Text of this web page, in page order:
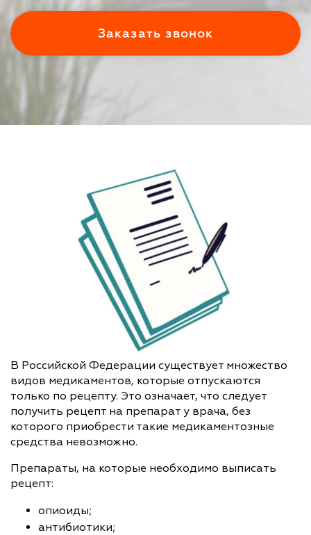
В Российской Федерации существует множество
видов медикаментов, которые отпускаются
только по рецепту. Это означает, что следует
получить рецепт на препарат у врача, без
которого приобрести такие медикаментозные
средства невозможно.
Препараты, на которые необходимо выписать
рецепт:
опиоиды;
антибиотики;